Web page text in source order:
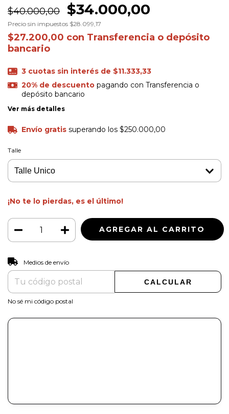
$40.000,00 $34.000,00
Precio sin impuestos $28.099,17
$27.200,00 con Transferencia o depósito
bancario
3 cuotas sin interés de $11.333,33
20% de descuentopagando con Transferencia o
depósito bancario
Ver más detalles
Envío gratis superando los $250.000,00
Talle
¡No te lo pierdas, es el último!
Entregas para el CP:
Medios de envío
CALCULAR
No sé mi código postal